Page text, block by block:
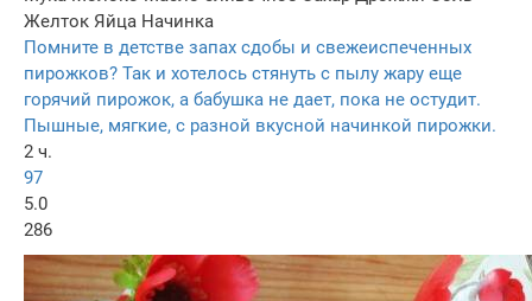
Желток Яйца Начинка
Помните в детстве запах сдобы и свежеиспеченных
пирожков? Так и хотелось стянуть с пылу жару еще
горячий пирожок, а бабушка не дает, пока не остудит.
Пышные, мягкие, с разной вкусной начинкой пирожки.
2 ч.
97
5.0
286